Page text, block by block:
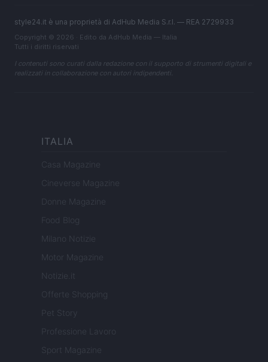
style24.it è una proprietà di AdHub Media S.r.l. — REA 2729933
Copyright © 2026 · Edito da AdHub Media — Italia
Tutti i diritti riservati
I contenuti sono curati dalla redazione con il supporto di strumenti digitali e
realizzati in collaborazione con autori indipendenti.
ITALIA
Casa Magazine
Cineverse Magazine
Donne Magazine
Food Blog
Milano Notizie
Motor Magazine
Notizie.it
Offerte Shopping
Pet Story
Professione Lavoro
Sport Magazine